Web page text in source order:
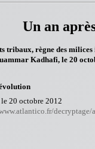
Un an
tribaux, règne des
Kadhafi, le 20
20 octobre 2012
decryptage/